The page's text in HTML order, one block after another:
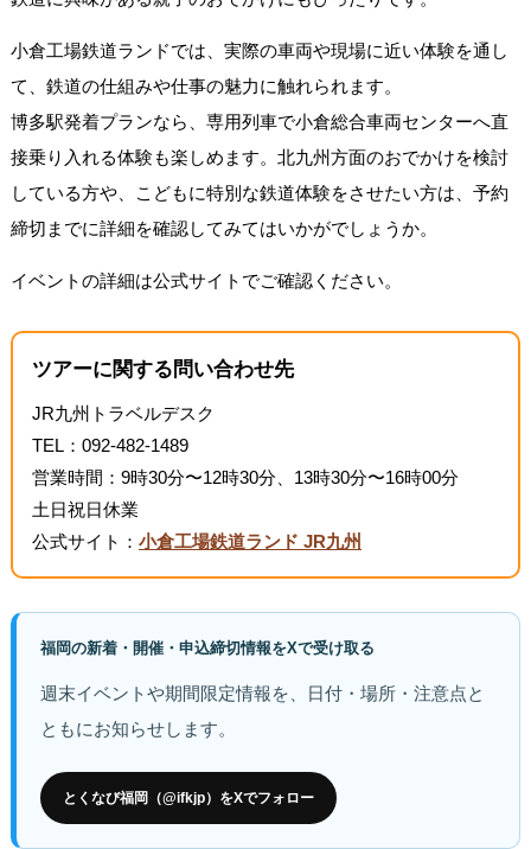
小倉工場鉄道ランドでは、実際の車両や現場に近い体験を通し
て、鉄道の仕組みや仕事の魅力に触れられます。
博多駅発着プランなら、専用列車で小倉総合車両センターへ直
接乗り入れる体験も楽しめます。北九州方面のおでかけを検討
している方や、こどもに特別な鉄道体験をさせたい方は、予約
締切までに詳細を確認してみてはいかがでしょうか。
イベントの詳細は公式サイトでご確認ください。
ツアーに関する問い合わせ先
JR九州トラベルデスク
TEL：092-482-1489
営業時間：9時30分〜12時30分、13時30分〜16時00分
土日祝日休業
公式サイト： 小倉工場鉄道ランド JR九州
福岡の新着・開催・申込締切情報をXで受け取る
週末イベントや期間限定情報を、日付・場所・注意点と
ともにお知らせします。
とくなび福岡（@ifkjp）をXでフォロー